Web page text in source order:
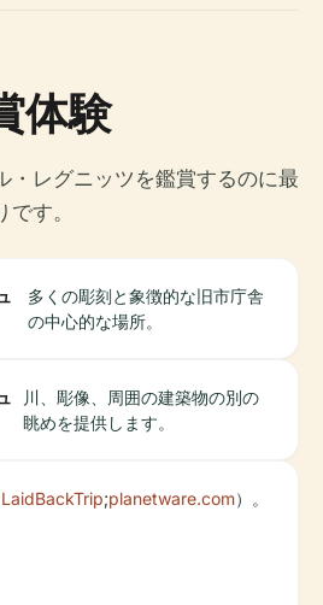
体験
・レグニッツを鑑賞するのに最
す。
多くの彫刻と象徴的な旧市庁舎
の中心的な場所。
川、彫像、周囲の建築物の別の
眺めを提供します。
LaidBackTrip;planetware.com）。